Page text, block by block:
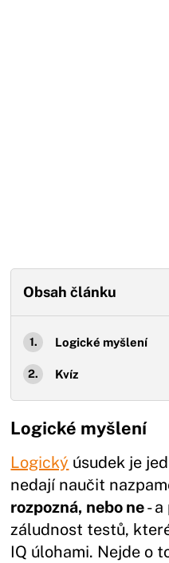
Obsah článku
Logické myšlení
Kvíz
Logické myšlení
Logický úsudek je
nedají naučit
rozpozná, nebo ne-
záludnost testů,
IQ úlohami. Nejde o